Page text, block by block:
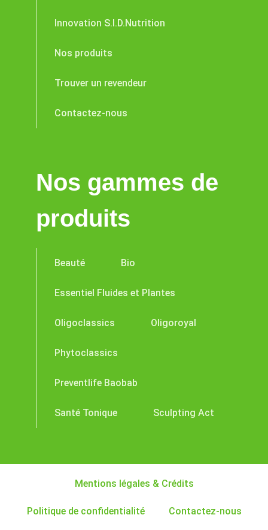
Innovation S.I.D.Nutrition
Nos produits
Trouver un revendeur
Contactez-nous
Nos gammes de
produits
Beauté Bio
Essentiel Fluides et Plantes
Oligoclassics Oligoroyal
Phytoclassics
Preventlife Baobab
Santé Tonique Sculpting Act
Mentions légales & Crédits
Politique de confidentialité Contactez-nous